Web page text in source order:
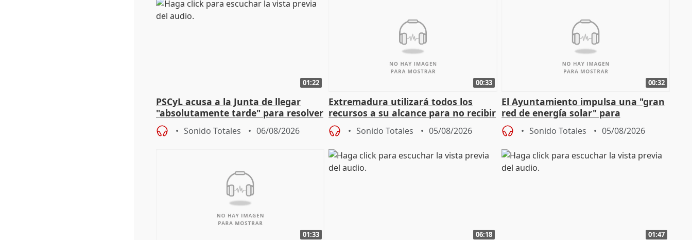
01:22
PSCyL acusa a la Junta de llegar
"absolutamente tarde" para resolver
problemas como Newcastle
Sonido Totales 06/08/2026
00:33
Extremadura utilizará todos los
recursos a su alcance para no recibir
más menores migrantes
Sonido Totales 05/08/2026
00:32
El Ayuntamiento impulsa una "gran
red de energía solar" para
autoconsumo
Sonido Totales 05/08/2026
01:33 06:18 01:47